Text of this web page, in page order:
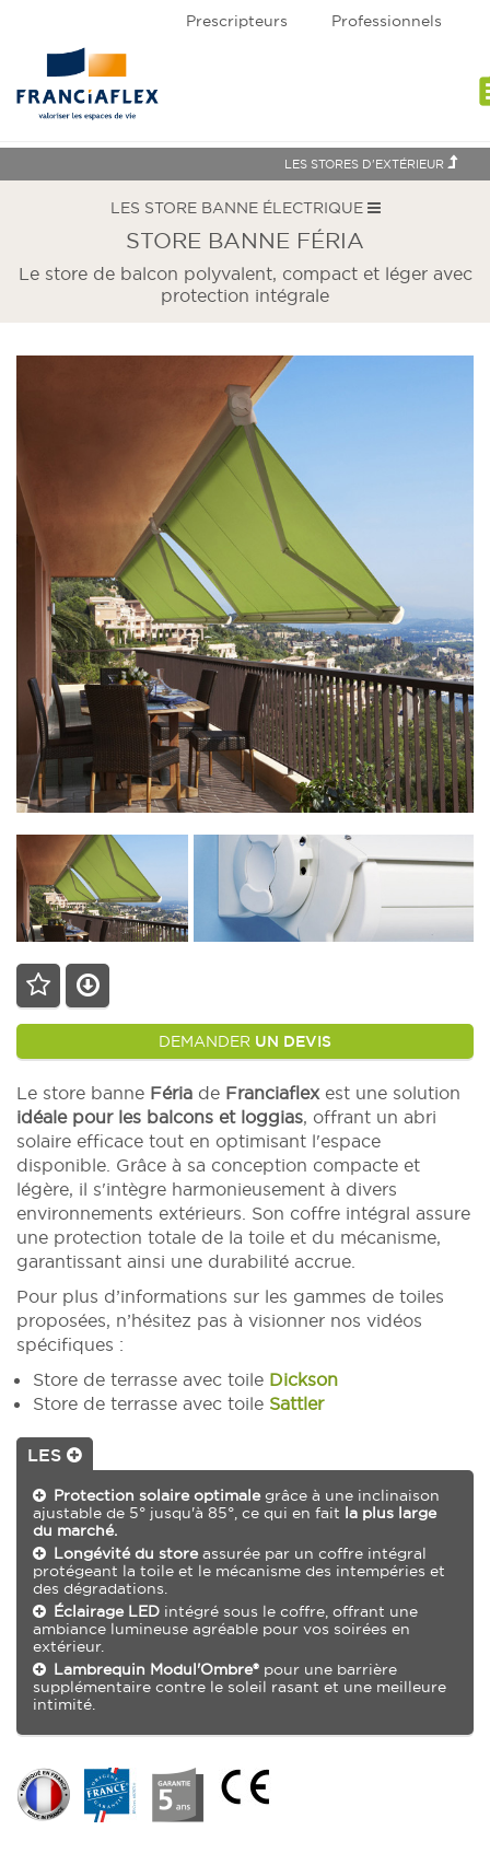
Prescripteurs Professionnels
LES STORES D'EXTÉRIEUR
LES STORE BANNE ÉLECTRIQUE
STORE BANNE FÉRIA
Le store de balcon polyvalent, compact et léger avec
protection intégrale
DEMANDER UN DEVIS
Le store banne Féria de Franciaflexest une solution
idéale pour les balcons et loggias, offrant un abri
solaire efficace tout en optimisant l'espace
disponible. Grâce à sa conception compacte et
légère, il s'intègre harmonieusement à divers
environnements extérieurs. Son coffre intégral assure
une protection totale de la toile et du mécanisme,
garantissant ainsi une durabilité accrue.
Pour plus d’informations sur les gammes de toiles
proposées, n’hésitez pas à visionner nos vidéos
spécifiques :
Store de terrasse avec toile Dickson
Store de terrasse avec toile Sattler
LES
Protection solaire optimalegrâce à une inclinaison
ajustable de 5° jusqu'à 85°, ce qui en fait la plus large
du marché.
Longévité du storeassurée par un coffre intégral
protégeant la toile et le mécanisme des intempéries et
des dégradations.
Éclairage LED intégré sous le coffre, offrant une
ambiance lumineuse agréable pour vos soirées en
extérieur.
Lambrequin Modul'Ombre® pour une barrière
supplémentaire contre le soleil rasant et une meilleure
intimité.